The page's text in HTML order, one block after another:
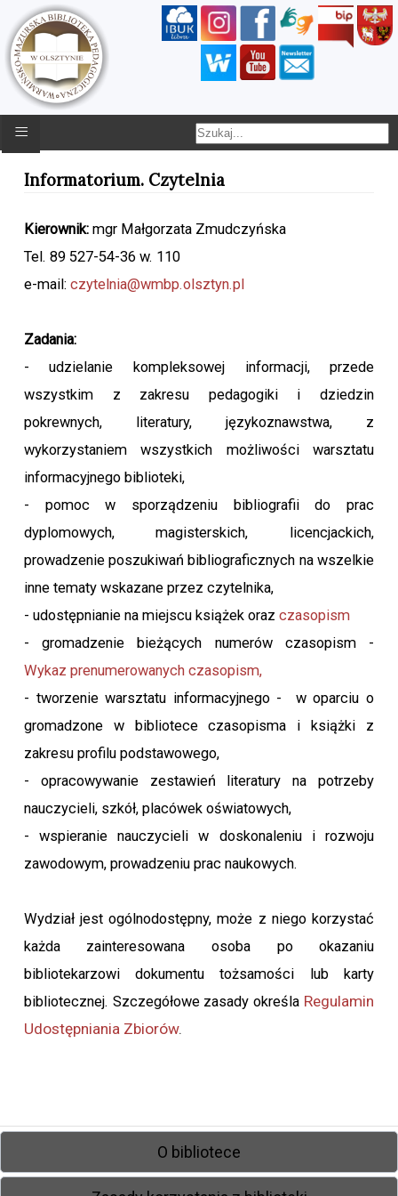
≡
Informatorium. Czytelnia
Kierownik:mgr Małgorzata Zmudczyńska
Tel. 89 527-54-36 w. 110
e-mail: czytelnia@wmbp.olsztyn.pl
Zadania:
- udzielanie kompleksowej informacji, przede
wszystkim z zakresu pedagogiki i dziedzin
pokrewnych, literatury, językoznawstwa, z
wykorzystaniem wszystkich możliwości warsztatu
informacyjnego biblioteki,
- pomoc w sporządzeniu bibliografii do prac
dyplomowych, magisterskich, licencjackich,
prowadzenie poszukiwań bibliograficznych na wszelkie
inne tematy wskazane przez czytelnika,
- udostępnianie na miejscu książek oraz czasopism
- gromadzenie bieżących numerów czasopism -
Wykaz prenumerowanych czasopism,
- tworzenie warsztatu informacyjnego - w oparciu o
gromadzone w bibliotece czasopisma i książki z
zakresu profilu podstawowego,
- opracowywanie zestawień literatury na potrzeby
nauczycieli, szkół, placówek oświatowych,
- wspieranie nauczycieli w doskonaleniu i rozwoju
zawodowym, prowadzeniu prac naukowych.
Wydział jest ogólnodostępny, może z niego korzystać
każda zainteresowana osoba po okazaniu
bibliotekarzowi dokumentu tożsamości lub karty
bibliotecznej. Szczegółowe zasady określa Regulamin
Udostępniania Zbiorów.
O bibliotece